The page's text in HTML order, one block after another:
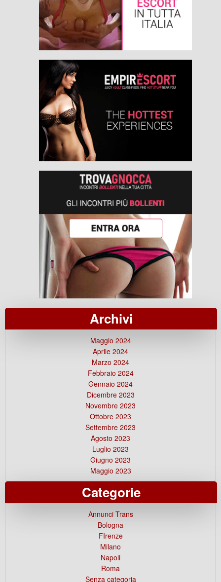
Archivi
Maggio 2024
Aprile 2024
Marzo 2024
Febbraio 2024
Gennaio 2024
Dicembre 2023
Novembre 2023
Ottobre 2023
Settembre 2023
Agosto 2023
Luglio 2023
Giugno 2023
Maggio 2023
Categorie
Annunci Trans
Bologna
FIrenze
Milano
Napoli
Roma
Senza categoria